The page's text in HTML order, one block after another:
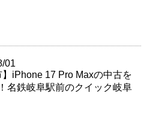
01
】iPhone 17 Pro Maxの中古を
名鉄岐阜駅前のクイック岐阜